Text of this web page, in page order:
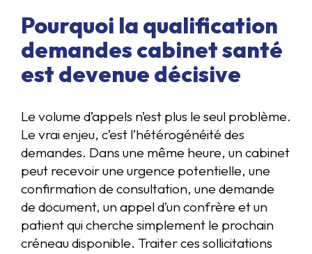
Pourquoi la qualification
demandes cabinet santé
est devenue décisive
Le volume d’appels n’est plus le seul problème.
Le vrai enjeu, c’est l’hétérogénéité des
demandes. Dans une même heure, un cabinet
peut recevoir une urgence potentielle, une
confirmation de consultation, une demande
de document, un appel d’un confrère et un
patient qui cherche simplement le prochain
créneau disponible. Traiter ces sollicitations